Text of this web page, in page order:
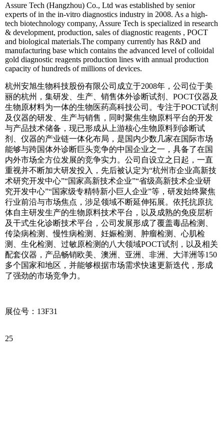
Assure Tech (Hangzhou) Co., Ltd was established by senior
experts of in the in-vitro diagnostics industry in 2008. As a high-
tech biotechnology company, Assure Tech is specialized in research
& development, production, sales of diagnostic reagents , POCT
and biological materials.The company currently has R&D and
manufacturing base which contains the advanced level of colloidal
gold diagnostic reagents production lines with annual production
capacity of hundreds of millions of devices.
杭州安旭生物科技股份有限公司成立于2008年，公司位于美
丽的杭州，集研发、生产、销售体外诊断试剂、POCT仪器及
生物原材料为一体的生物医药高科技公司。专注于POCT试剂
及仪器的研发、生产与销售，同时聚焦生物原料平台的开发
与产品技术储备，现已形成从上游核心生物原料到诊断试
剂、仪器的产业链一体化布局，是国内少数几家在国际市场
能够与跨国体外诊断巨头竞争的中国企业之一，具备了在国
内外市场全方位发展的竞争实力。公司自设立之日起，一直
重视并不断加大研发投入，先后被认定为“杭州市企业高新技
术研究开发中心”“国家高新技术企业”“省级高新技术企业研
究开发中心”“国家级专精特新小巨人企业”等，研发始终聚焦
行业前沿与市场焦点，涉足领域不断延伸拓展。依托抗原抗
体自主研发生产的生物原料技术平台，以及成熟的免疫层析
及干式生化诊断技术平台，公司发展形成了覆盖毒品检测、
传染病检测、慢性病检测、妊娠检测、肿瘤检测、心肌检
测、生化检测、过敏原检测的八大领域POCT试剂，以及相关
配套仪器，产品畅销欧美、澳洲、亚洲、非洲、大洋洲等150
多个国家和地区，并能够根据市场需求快速更新迭代，形成
了强劲的市场竞争力。
展位号：13F31
25